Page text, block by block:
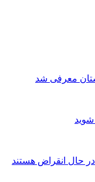
معرفی شد
انقراض هستند